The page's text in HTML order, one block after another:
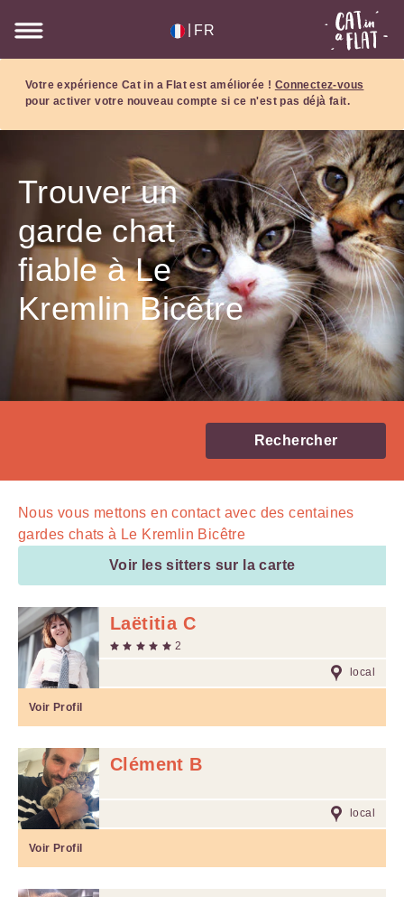
FR
Votre expérience Cat in a Flat est améliorée ! Connectez-vous
pour activer votre nouveau compte si ce n'est pas déjà fait.
Trouver un
garde chat
fiable à Le
Kremlin Bicêtre
Rechercher
Nous vous mettons en contact avec des centaines
gardes chats à Le Kremlin Bicêtre
Voir les sitters sur la carte
Laëtitia C
2
local
Voir Profil
Clément B
local
Voir Profil